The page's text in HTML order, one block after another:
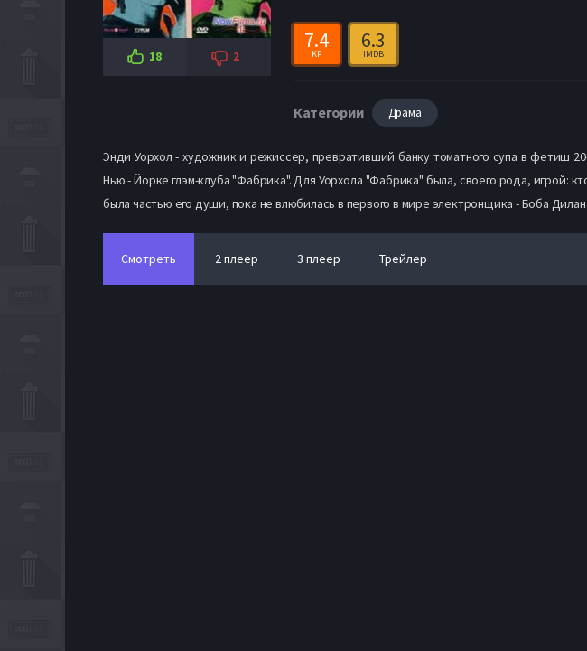
18 2
7.4
KP
6.3
IMDB
Категории Драма
Энди Уорхол - художник и режиссер, превративший банку томатного супа в фетиш
Нью - Йорке глэм-клуба "Фабрика". Для Уорхола "Фабрика" была, своего рода, игрой:
была частью его души, пока не влюбилась в первого в мире электронщика - Боба
Смотреть 2 плеер 3 плеер Трейлер